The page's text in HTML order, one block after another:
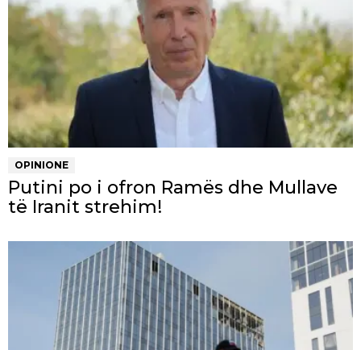
OPINIONE
Putini po i ofron Ramës dhe Mullave
të Iranit strehim!